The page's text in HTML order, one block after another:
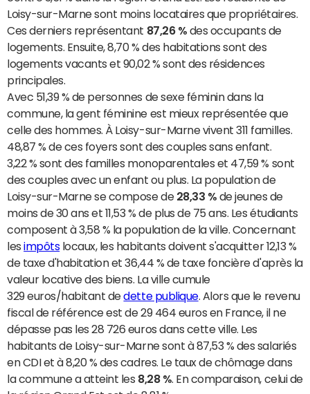
Loisy-sur-Marne sont moins locataires que propriétaires.
Ces derniers représentant 87,26 % des occupants de
logements. Ensuite, 8,70 % des habitations sont des
logements vacants et 90,02 % sont des résidences
principales.
Avec 51,39 % de personnes de sexe féminin dans la
commune, la gent féminine est mieux représentée que
celle des hommes. À Loisy-sur-Marne vivent 311 familles.
48,87 % de ces foyers sont des couples sans enfant.
3,22 % sont des familles monoparentales et 47,59 % sont
des couples avec un enfant ou plus. La population de
Loisy-sur-Marne se compose de 28,33 % de jeunes de
moins de 30 ans et 11,53 % de plus de 75 ans. Les étudiants
composent à 3,58 % la population de la ville. Concernant
lesimpôtslocaux, les habitants doivent s'acquitter 12,13 %
de taxe d'habitation et 36,44 % de taxe foncière d'après la
valeur locative des biens. La ville cumule
329 euros/habitant dedette publique. Alors que le revenu
fiscal de référence est de 29 464 euros en France, il ne
dépasse pas les 28 726 euros dans cette ville. Les
habitants de Loisy-sur-Marne sont à 87,53 % des salariés
en CDI et à 8,20 % des cadres. Le taux de chômage dans
la commune a atteint les 8,28 % . En comparaison, celui de